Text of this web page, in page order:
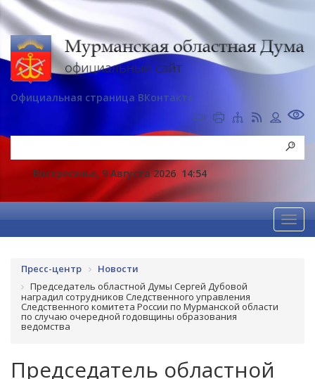
Официальная страница ВКонтакте
Воскресенье, 9 Августа 2026 14:54
Пресс-центр
Новости
Председатель областной Думы Сергей Дубовой
наградил сотрудников Следственного управления
Следственного комитета России по Мурманской области
по случаю очередной годовщины образования
ведомства
Председатель областной